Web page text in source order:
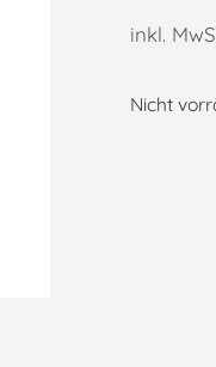
inkl.
Nicht